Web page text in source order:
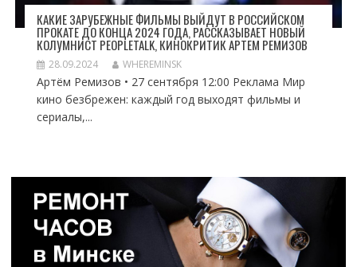
КАКИЕ ЗАРУБЕЖНЫЕ ФИЛЬМЫ ВЫЙДУТ В РОССИЙСКОМ
ПРОКАТЕ ДО КОНЦА 2024 ГОДА, РАССКАЗЫВАЕТ НОВЫЙ
КОЛУМНИСТ PEOPLETALK, КИНОКРИТИК АРТЕМ РЕМИЗОВ
28.09.2024 WHEREMINSK
Артём Ремизов • 27 сентября 12:00 Реклама Мир
кино безбрежен: каждый год выходят фильмы и
сериалы,...